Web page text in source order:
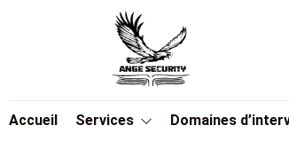
Accueil Services Domaines